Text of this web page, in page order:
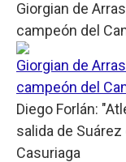
Giorgian de
campeón del
Giorgian de
campeón del
Diego Forlán:
salida de
Casuriaga